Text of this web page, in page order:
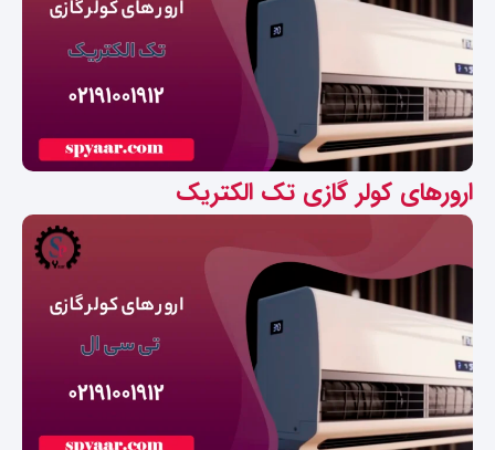
ارورهای کولر گازی تک الکتریک